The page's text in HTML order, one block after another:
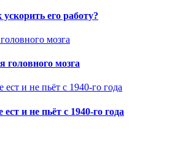
его работу?
головного мозга
и не пьёт с 1940-го года